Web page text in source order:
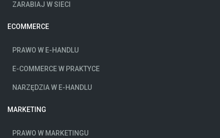
ZARABIAJ W SIECI
ECOMMERCE
PRAWO W E-HANDLU
E-COMMERCE W PRAKTYCE
NARZĘDZIA W E-HANDLU
MARKETING
PRAWO W MARKETINGU